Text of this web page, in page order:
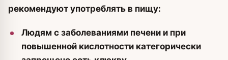
рекомендуют употреблять в пищу:
Людям с заболеваниями печени и при
повышенной кислотности категорически